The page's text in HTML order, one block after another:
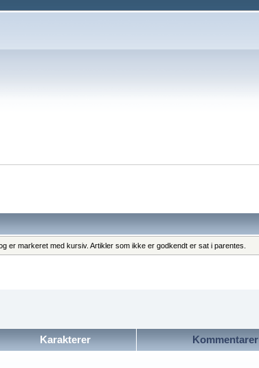
er markeret med kursiv. Artikler som ikke er godkendt er sat i parentes.
Karakterer Kommentarer